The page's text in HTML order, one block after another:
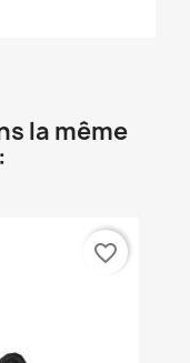
la même
favorite_border